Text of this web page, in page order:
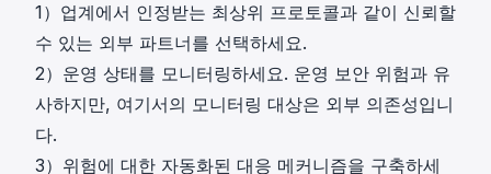
1）업계에서 인정받는 최상위 프로토콜과 같이 신뢰할
수 있는 외부 파트너를 선택하세요.
2）운영 상태를 모니터링하세요. 운영 보안 위험과 유
사하지만, 여기서의 모니터링 대상은 외부 의존성입니
다.
3）위험에 대한 자동화된 대응 메커니즘을 구축하세